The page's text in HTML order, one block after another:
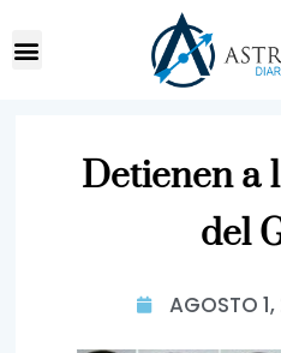
Detienen a
del
AGOSTO 1,